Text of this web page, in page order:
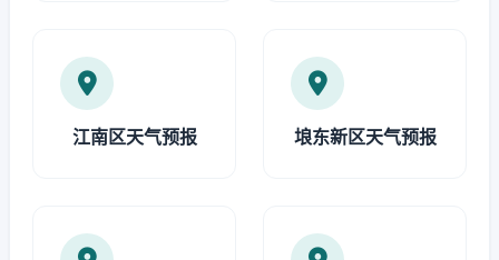
江南区天气预报 埌东新区天气预报